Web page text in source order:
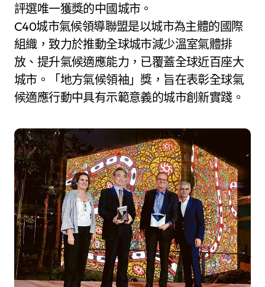
評選唯一獲獎的中國城市。
C40城市氣候領導聯盟是以城市為主體的國際
組織，致力於推動全球城市減少溫室氣體排
放、提升氣候適應能力，已覆蓋全球近百座大
城市。「地方氣候領袖」獎，旨在表彰全球氣
候適應行動中具有示範意義的城市創新實踐。